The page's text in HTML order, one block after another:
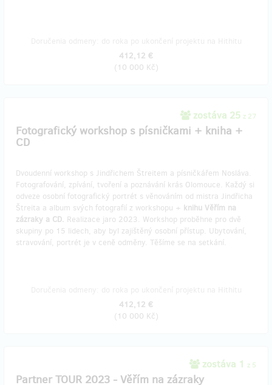
412,12 €
(10 000 Kč)
zostáva 25 z 27
Fotografický workshop s písničkami + kniha +
CD
Dvoudenní workshop s Jindřichem Štreitem a písničkářem Nosláva.
Fotografování, zpívání, tvoření a poznávání krás Olomouce. Každý si
odveze osobní fotografický portrét s věnováním od mistra Jindřicha
Štreita a album svých fotografií z workshopu + knihu Věřím na
zázraky a CD. Realizace jaro 2023. Workshop proběhne pro dvě
skupiny po 15 lidech, aby byl zajištěný osobní přístup. Ubytování,
stravování, portrét je v ceně odměny. Těšíme se na setkání.
412,12 €
(10 000 Kč)
zostáva 1 z 5
Partner TOUR 2023 - Věřím na zázraky